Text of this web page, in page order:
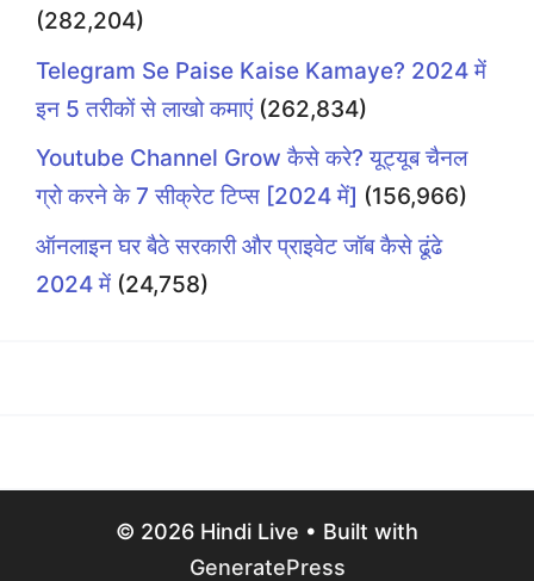
(282,204)
Telegram Se Paise Kaise Kamaye? 2024 में
इन 5 तरीकों से लाखो कमाएं (262,834)
Youtube Channel Grow कैसे करे? यूट्यूब चैनल
ग्रो करने के 7 सीक्रेट टिप्स [2024 में] (156,966)
ऑनलाइन घर बैठे सरकारी और प्राइवेट जॉब कैसे ढूंढे
2024 में (24,758)
© 2026 Hindi Live • Built with
GeneratePress